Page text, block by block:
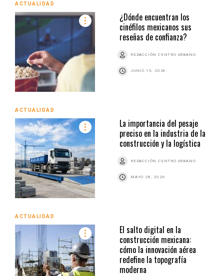
ACTUALIDAD
¿Dónde encuentran los
cinéfilos mexicanos sus
reseñas de confianza?
REDACCIÓN CENTRO URBANO
JUNIO 15, 2026
ACTUALIDAD
La importancia del pesaje
preciso en la industria de la
construcción y la logística
REDACCIÓN CENTRO URBANO
MAYO 28, 2026
ACTUALIDAD
El salto digital en la
construcción mexicana:
cómo la innovación aérea
redefine la topografía
moderna